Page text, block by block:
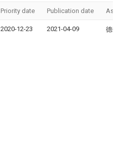
Priority date Publication date
2020-12-23 2021-04-09 德州